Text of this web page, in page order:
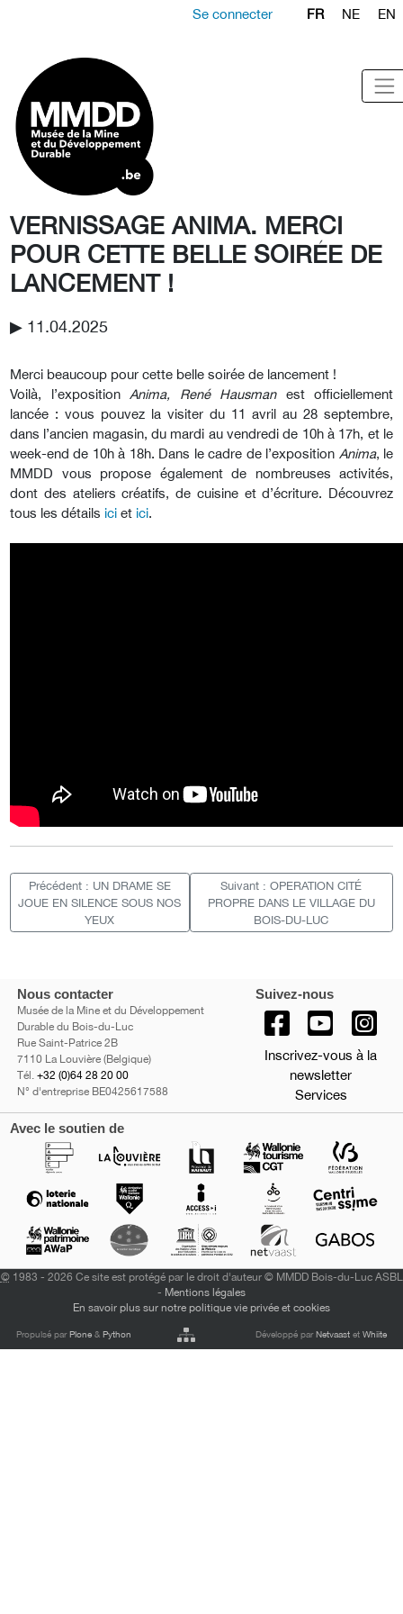
Se connecter FR NE EN
VERNISSAGE ANIMA. MERCI
POUR CETTE BELLE SOIRÉE DE
LANCEMENT !
▶︎ 11.04.2025
Merci beaucoup pour cette belle soirée de lancement !
Voilà, l’exposition Anima, René Hausmanest officiellement
lancée : vous pouvez la visiter du 11 avril au 28 septembre,
dans l’ancien magasin, du mardi au vendredi de 10h à 17h, et le
week-end de 10h à 18h. Dans le cadre de l’exposition Anima, le
MMDD vous propose également de nombreuses activités,
dont des ateliers créatifs, de cuisine et d’écriture. Découvrez
tous les détails ici et ici.
Précédent : UN DRAME SE
JOUE EN SILENCE SOUS NOS
YEUX
Suivant : OPERATION CITÉ
PROPRE DANS LE VILLAGE DU
BOIS-DU-LUC
Nous contacter
Musée de la Mine et du Développement
Durable du Bois-du-Luc
Rue Saint-Patrice 2B
7110 La Louvière (Belgique)
Tél. +32 (0)64 28 20 00
N° d'entreprise BE0425617588
Suivez-nous
Inscrivez-vous à la
newsletter
Services
Avec le soutien de
©1983 - 2026 Ce site est protégé par le droit d'auteur © MMDD Bois-du-Luc ASBL
- Mentions légales
En savoir plus sur notre politique vie privée et cookies
Propulsé parPlone &Python Développé parNetvaastet Whiite